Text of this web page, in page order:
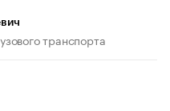
транспорта